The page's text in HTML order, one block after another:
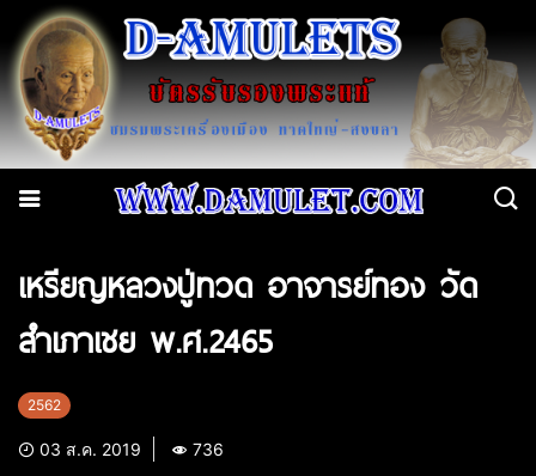
เหรียญหลวงปู่ทวด อาจารย์ทอง วัด
สำเภาเชย พ.ศ.2465
2562
03 ส.ค. 2019 736